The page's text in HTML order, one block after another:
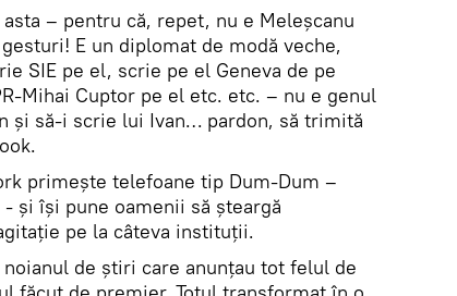
– pentru că, repet, nu e Meleșcanu
E un diplomat de modă veche,
SIE pe el, scrie pe el Geneva de pe
Mihai Cuptor pe el etc. etc. – nu e genul
și să-i scrie lui Ivan… pardon, să trimită
primește telefoane tip Dum-Dum –
și își pune oamenii să șteargă
pe la câteva instituții.
de știri care anunțau tot felul de